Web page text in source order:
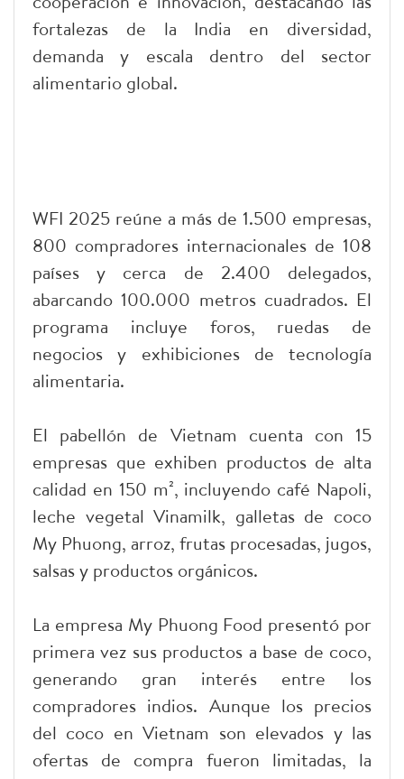
fortalezas de la India en diversidad,
demanda y escala dentro del sector
alimentario global.
WFI 2025 reúne a más de 1.500 empresas,
800 compradores internacionales de 108
países y cerca de 2.400 delegados,
abarcando 100.000 metros cuadrados. El
programa incluye foros, ruedas de
negocios y exhibiciones de tecnología
alimentaria.
El pabellón de Vietnam cuenta con 15
empresas que exhiben productos de alta
calidad en 150 m², incluyendo café Napoli,
leche vegetal Vinamilk, galletas de coco
My Phuong, arroz, frutas procesadas, jugos,
salsas y productos orgánicos.
La empresa My Phuong Food presentó por
primera vez sus productos a base de coco,
generando gran interés entre los
compradores indios. Aunque los precios
del coco en Vietnam son elevados y las
ofertas de compra fueron limitadas, la